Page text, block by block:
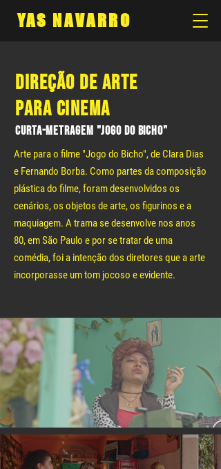
YAS NAVARRO
DIREção de arte
para cinema
Curta-metragem "jogo do bicho"
Arte para o filme "Jogo do Bicho", de Clara Dias
e Fernando Borba. Como partes da composição
plástica do filme, foram desenvolvidos os
cenários, os objetos de arte, os figurinos e a
maquiagem. A trama se desenvolve nos anos
80, em São Paulo e por se tratar de uma
comédia, foi a intenção dos diretores que a arte
incorporasse um tom jocoso e evidente.